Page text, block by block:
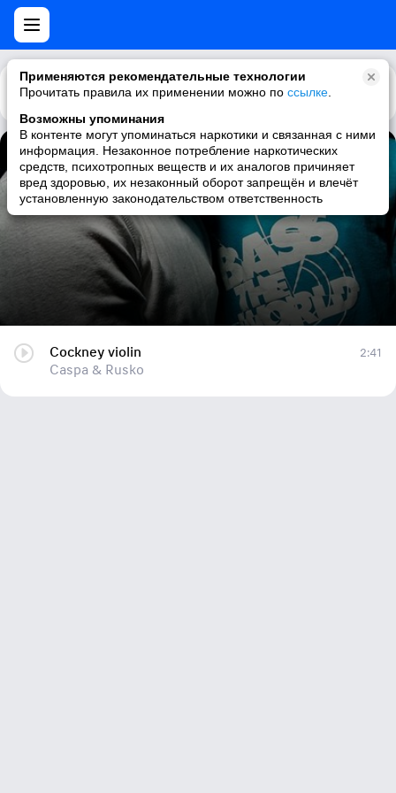
Применяются рекомендательные технологии
Прочитать правила их применении можно по ссылке
Возможны упоминания
В контенте могут упоминаться наркотики и связанная с ними
информация. Незаконное потребление наркотических
средств, психотропных веществ и их аналогов причиняет
вред здоровью, их незаконный оборот запрещён и влечёт
установленную законодательством ответственность
Каталог Рекомендации
Cockney violin
Caspa & Rusko
Cockney violin
Caspa & Rusko
2:41